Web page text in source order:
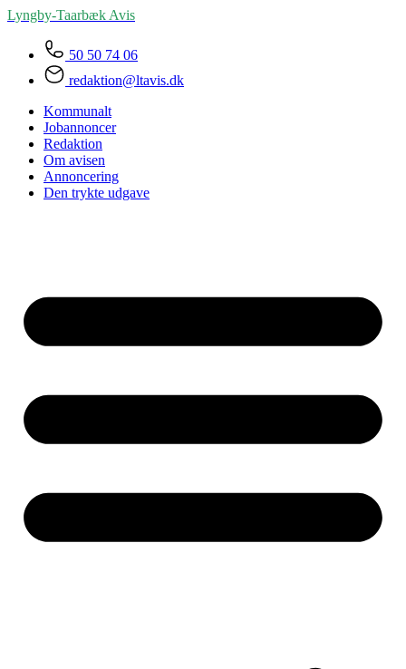
Lyngby-TaarbækAvis
50 50 74 06
redaktion@ltavis.dk
Kommunalt
Jobannoncer
Redaktion
Om avisen
Annoncering
Den trykte udgave